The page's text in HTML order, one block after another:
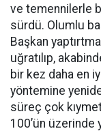
ve temennilerle
sürdü. Olumlu
Başkan
uğratılıp,
bir kez daha en
yöntemine
süreç çok
100’ün